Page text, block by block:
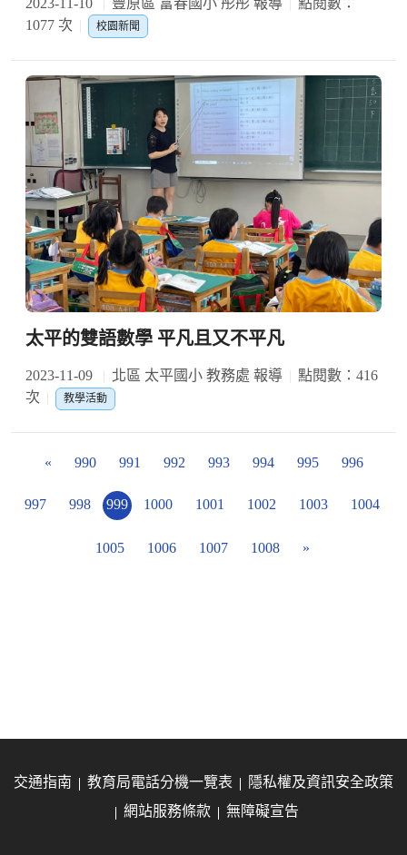
1077 次
校園新聞
太平的雙語數學 平凡且又不平凡
2023-11-09 北區 太平國小 教務處 報導
點閱數：416
次
教學活動
« 990 991 992 993 994 995 996
997 998 999 1000 1001 1002 1003 1004
1005 1006 1007 1008 »
交通指南 教育局電話分機一覽表
隱私權及資訊安全政策
網站服務條款
無障礙宣告